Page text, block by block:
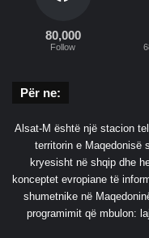
80,000
Follow
Për ne:
Alsat-M është një stacion
territorin e Maqedonisë
kryesisht në shqip dhe
konceptet evropiane të
shumetnike në
programimit që mbulon: